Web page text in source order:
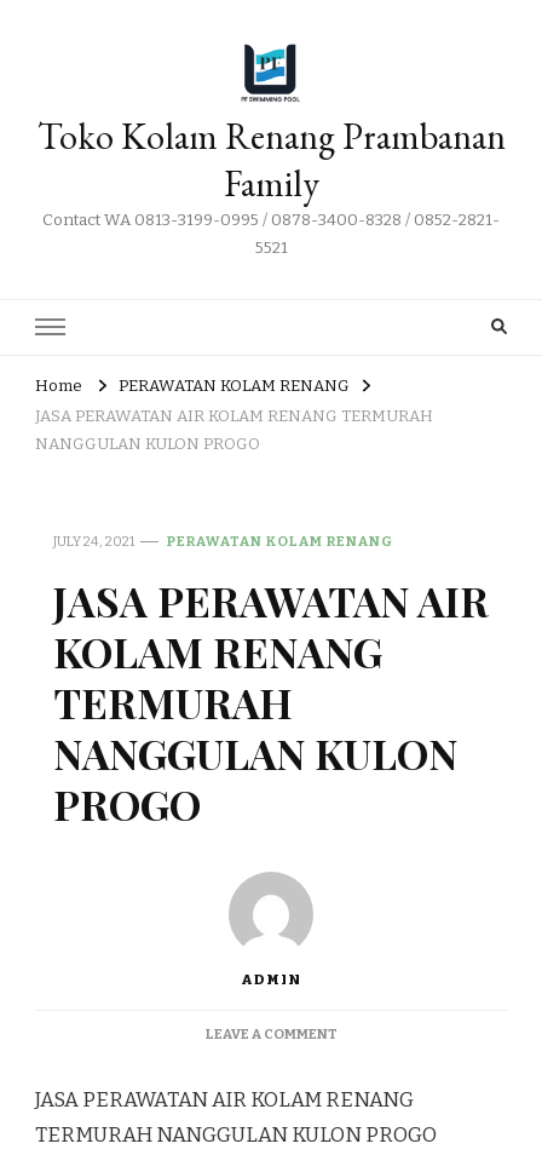
Toko Kolam Renang Prambanan
Family
Contact WA 0813-3199-0995 / 0878-3400-8328 / 0852-2821-
5521
Home
PERAWATAN KOLAM RENANG
JASA PERAWATAN AIR KOLAM RENANG TERMURAH
NANGGULAN KULON PROGO
JULY 24, 2021 PERAWATAN KOLAM RENANG
JASA PERAWATAN AIR
KOLAM RENANG
TERMURAH
NANGGULAN KULON
PROGO
ADMIN
LEAVE A COMMENTON
AIR
KOLAM
JASA PERAWATAN AIR KOLAM RENANG
TERMURAH NANGGULAN KULON PROGO